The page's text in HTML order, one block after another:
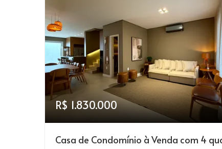
R$ 1.830.000
Casa de Condomínio à Venda com 4